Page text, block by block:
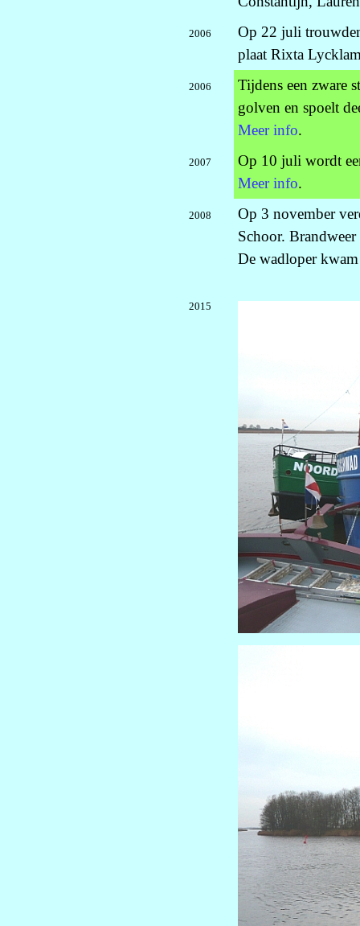
2006
Op 22 juli
plaat Rixta
2006
Tijdens een zware
golven en spoelt
Meer info.
2007
Op 10 juli wordt
Meer info.
2008
Op 3 november
Schoor.
De wadloper
2015